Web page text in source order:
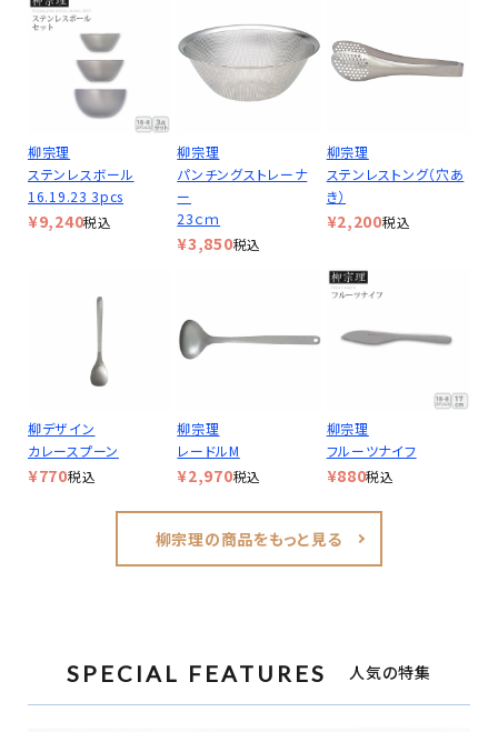
柳宗理
ステンレスボール
16.19.23 3pcs
¥9,240税込
柳宗理
パンチングストレーナ
ー
23ｃｍ
¥3,850税込
柳宗理
ステンレストング（穴あ
き）
¥2,200税込
柳デザイン
カレースプーン
¥770税込
柳宗理
レードルM
¥2,970税込
柳宗理
フルーツナイフ
¥880税込
柳宗理の商品をもっと見る
SPECIAL FEATURES 人気の特集